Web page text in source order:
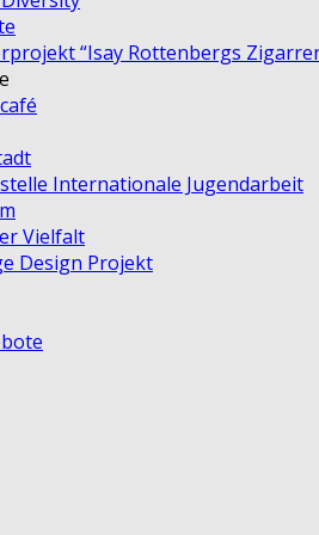
“Isay Rottenbergs
Internationale Jugendarbeit
Vielfalt
Design Projekt